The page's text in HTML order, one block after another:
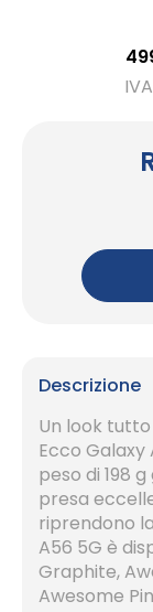
Descrizione
Un look
Ecco Galaxy
peso di 198
presa
riprendono
A56 5G è
Graphite,
Awesome